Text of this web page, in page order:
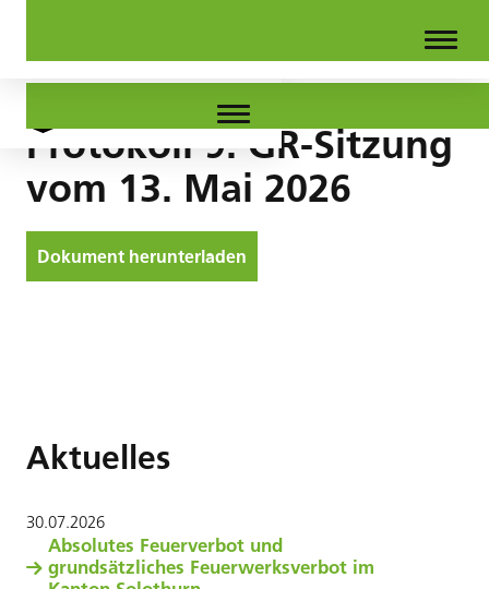
Protokoll 9. GR-Sitzung
vom 13. Mai 2026
Dokument herunterladen
Aktuelles
30.07.2026
Absolutes Feuerverbot und
grundsätzliches Feuerwerksverbot im